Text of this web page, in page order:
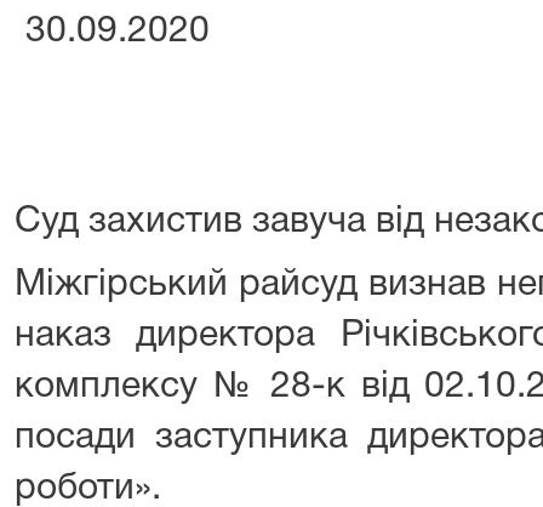
30.09.2020
Суд захистив завуча від
Міжгірський райсуд визнав
наказ директора
комплексу № 28-к від
посади заступника
роботи».